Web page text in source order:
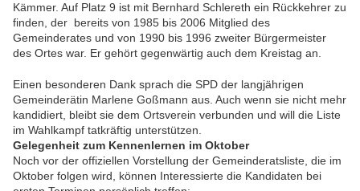
Kämmer. Auf Platz 9 ist mit Bernhard Schlereth ein Rückkehrer zu
finden, der bereits von 1985 bis 2006 Mitglied des
Gemeinderates und von 1990 bis 1996 zweiter Bürgermeister
des Ortes war. Er gehört gegenwärtig auch dem Kreistag an.
Einen besonderen Dank sprach die SPD der langjährigen
Gemeinderätin Marlene Goßmann aus. Auch wenn sie nicht mehr
kandidiert, bleibt sie dem Ortsverein verbunden und will die Liste
im Wahlkampf tatkräftig unterstützen.
Gelegenheit zum Kennenlernen im Oktober
Noch vor der offiziellen Vorstellung der Gemeinderatsliste, die im
Oktober folgen wird, können Interessierte die Kandidaten bei